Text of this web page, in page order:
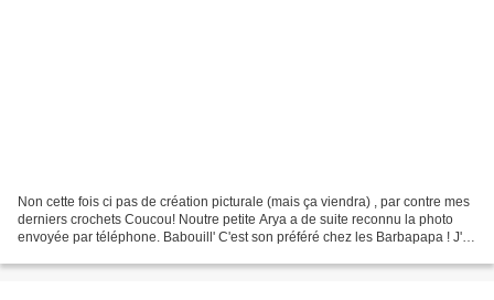
Non cette fois ci pas de création picturale (mais ça viendra) , par contre mes
derniers crochets Coucou! Noutre petite Arya a de suite reconnu la photo
envoyée par téléphone. Babouill' C'est son préféré chez les Barbapapa ! J'ai